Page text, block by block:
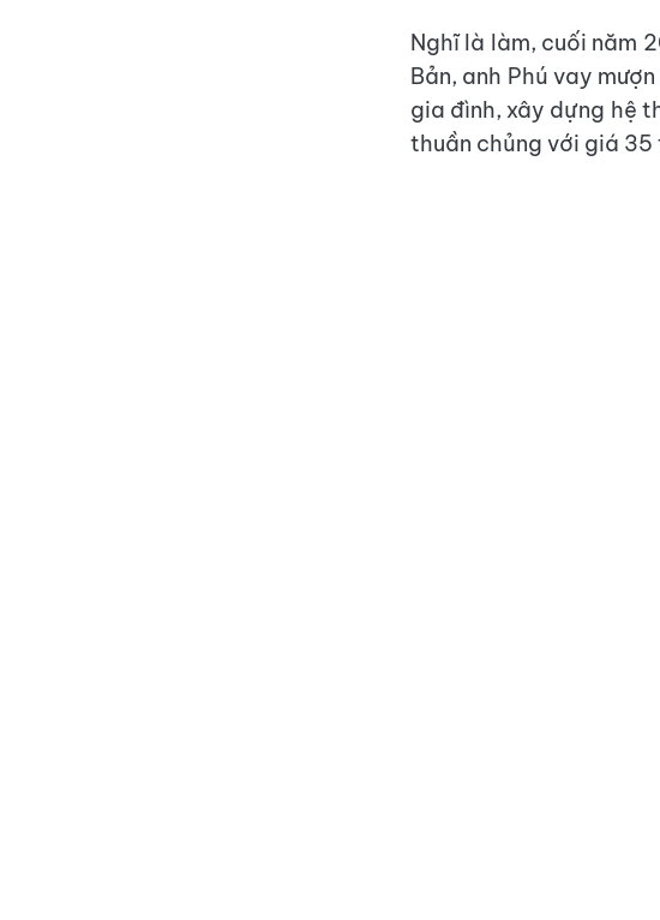
Nghĩ là làm, cuối năm
Bản, anh Phú vay
gia đình, xây dựng hệ
thuần chủng với giá